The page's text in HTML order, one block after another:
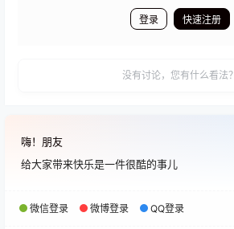
登录 快速注册
没有讨论，您有什么看法？
嗨！朋友
给大家带来快乐是一件很酷的事儿
微信登录 微博登录 QQ登录